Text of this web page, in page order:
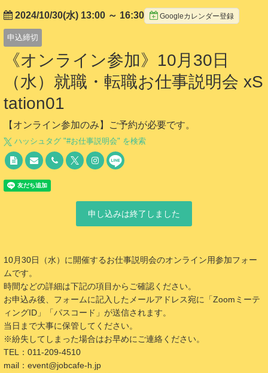
2024/10/30(水) 13:00 ～ 16:30 Googleカレンダー登録
申込締切
《オンライン参加》10月30日
（水）就職・転職お仕事説明会 xS
tation01
【オンライン参加のみ】ご予約が必要です。
ハッシュタグ "#お仕事説明会" を検索
申し込みは終了しました
10月30日（水）に開催するお仕事説明会のオンライン用参加フォー
ムです。
時間などの詳細は下記の項目からご確認ください。
お申込み後、フォームに記入したメールアドレス宛に「Zoomミーテ
ィングID」「パスコード」が送信されます。
当日まで大事に保管してください。
※紛失してしまった場合はお早めにご連絡ください。
TEL：011-209-4510
mail：event@jobcafe-h.jp